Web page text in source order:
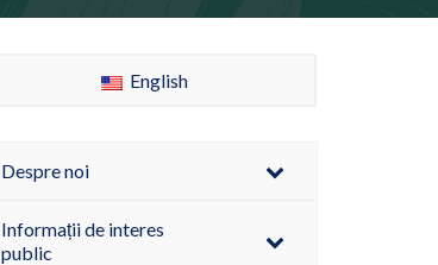
English
Despre noi
Informații de interes
public